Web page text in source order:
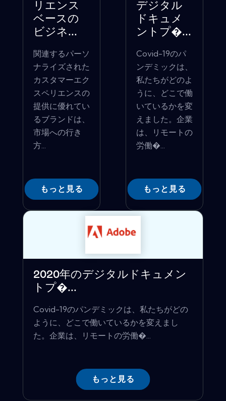
リエンス
ベースの
ビジネ...
関連するパーソ
ナライズされた
カスタマーエク
スペリエンスの
提供に優れてい
るブランドは、
市場への行き
方...
もっと見る
デジタル
ドキュメ
ントプ�...
Covid-19のパ
ンデミックは、
私たちがどのよ
うに、どこで働
いているかを変
えました。企業
は、リモートの
労働�...
もっと見る
2020年のデジタルドキュメン
トプ�...
Covid-19のパンデミックは、私たちがどの
ように、どこで働いているかを変えまし
た。企業は、リモートの労働�...
もっと見る